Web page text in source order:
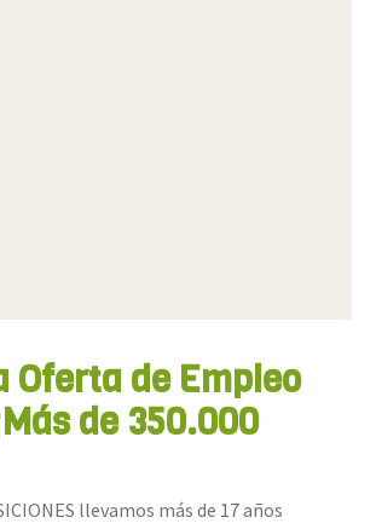
Oferta de Empleo
de 350.000
llevamos más de 17 años